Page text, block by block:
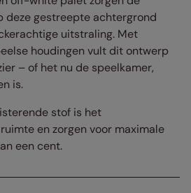
deze gestreepte achtergrond
uitstraling. Met
houdingen vult dit ontwerp
– of het nu de speelkamer,
is.
stof is het
en zorgen voor maximale
een cent.